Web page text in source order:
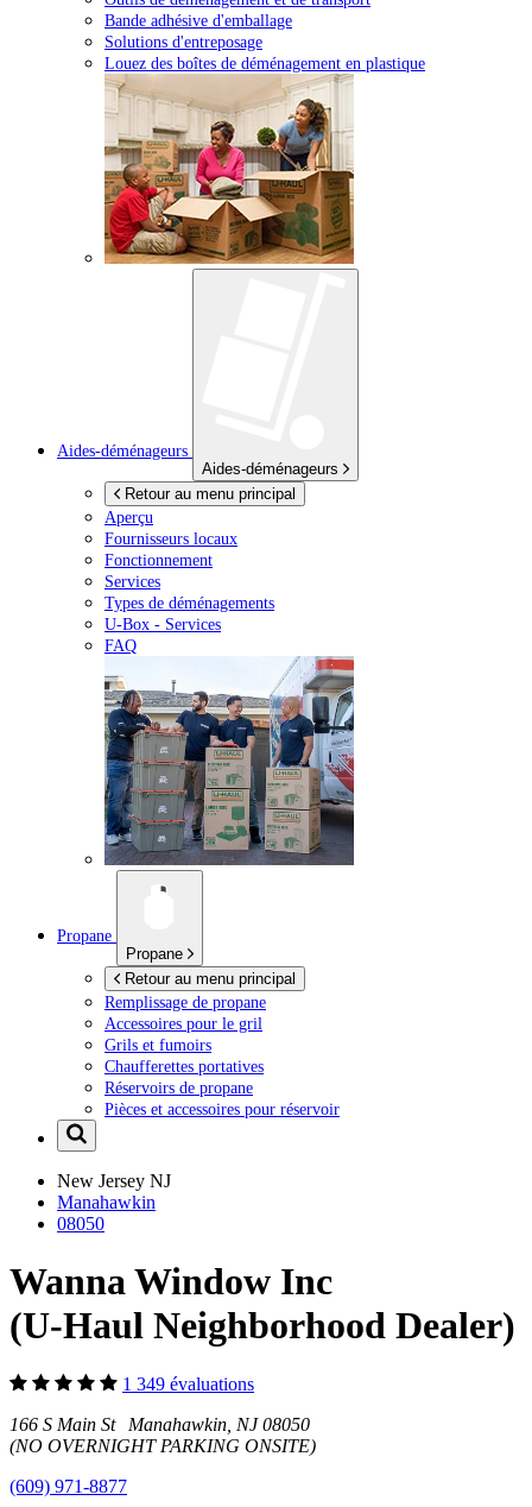
Bande adhésive d'emballage
Solutions d'entreposage
Louez des boîtes de déménagement en plastique
Aides-déménageurs
Aides-déménageurs
Retour au menu principal
Aperçu
Fournisseurs locaux
Fonctionnement
Services
Types de déménagements
U-Box - Services
FAQ
Propane
Propane
Retour au menu principal
Remplissage de propane
Accessoires pour le gril
Grils et fumoirs
Chaufferettes portatives
Réservoirs de propane
Pièces et accessoires pour réservoir
New Jersey NJ
Manahawkin
08050
Wanna Window Inc
(U-Haul Neighborhood Dealer)
1 349 évaluations
166 S Main St Manahawkin, NJ 08050
(NO OVERNIGHT PARKING ONSITE)
(609) 971-8877